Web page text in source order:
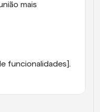
mais
funcionalidades].